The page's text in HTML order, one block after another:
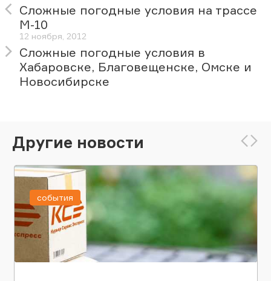
Сложные погодные условия на трассе
М-10
12 ноября, 2012
Сложные погодные условия в
Хабаровске, Благовещенске, Омске и
Новосибирске
Другие новости
события